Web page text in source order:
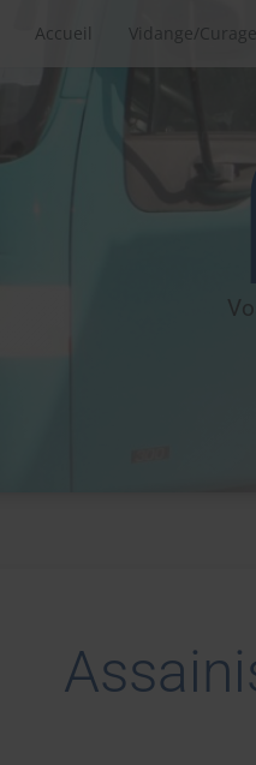
Accueil Vidange/Curage